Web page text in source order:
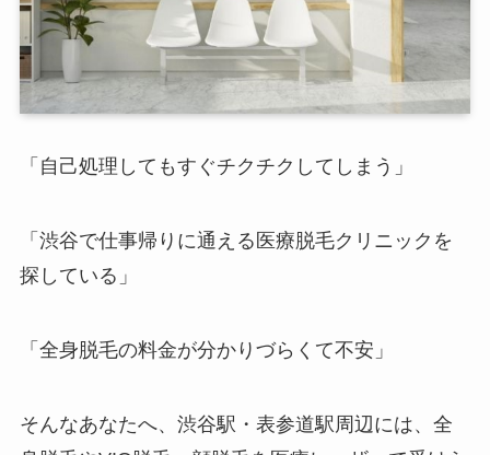
「自己処理してもすぐチクチクしてしまう」
「渋谷で仕事帰りに通える医療脱毛クリニックを
探している」
「全身脱毛の料金が分かりづらくて不安」
そんなあなたへ、渋谷駅・表参道駅周辺には、全